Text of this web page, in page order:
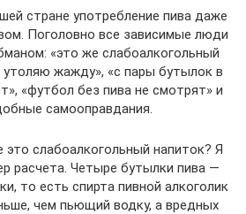
стране употребление пива даже
Поголовно все зависимые люди
«это же слабоалкогольный
утоляю жажду», «с пары бутылок в
«футбол без пива не смотрят» и
самооправдания.
это слабоалкогольный напиток? Я
расчета. Четыре бутылки пива —
то есть спирта пивной алкоголик
чем пьющий водку, а вредных